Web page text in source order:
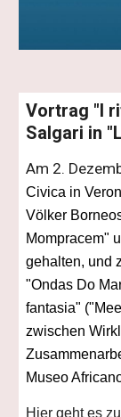
Vortrag "I
Salgari in
Am 2.
Civica in
Völker
Mompracem"
gehalten, und
"Ondas Do
fantasia"
zwischen
Museo
Hier geht es